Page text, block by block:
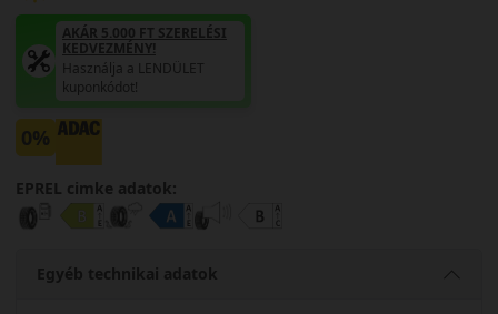
AKÁR 5.000 FT SZERELÉSI
KEDVEZMÉNY!
Használja a LENDÜLET
kuponkódot!
0%
EPREL cimke adatok:
Egyéb technikai adatok